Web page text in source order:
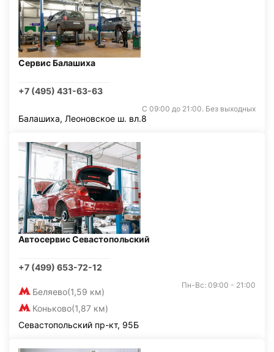
Сервис Балашиха
+7 (495) 431-63-63
С 09:00 до 21:00. Без выходных
Балашиха, Леоновское ш. вл.8
Автосервис Севастопольский
+7 (499) 653-72-12
Беляево(1,59 км)
Коньково(1,87 км)
Пн-Вс: 09:00 - 21:00
Севастопольский пр-кт, 95Б